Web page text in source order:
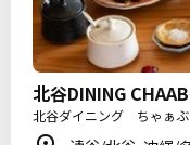
北谷DINING
北谷ダイニング ちゃぁ